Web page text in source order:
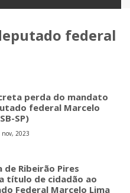
federal
perda do mandato
federal Marcelo
SP)
nov, 2023
de Ribeirão Pires
título de cidadão ao
Federal Marcelo Lima